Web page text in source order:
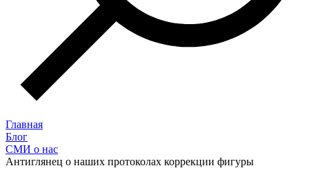
Главная
Блог
СМИ о нас
Антиглянец о наших протоколах коррекции фигуры